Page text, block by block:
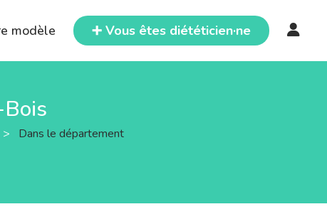
modèle ➕ Vous êtes diététicien·ne
>
Dans le département